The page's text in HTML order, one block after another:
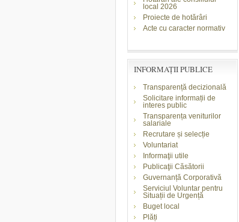
local 2026
Proiecte de hotărâri
Acte cu caracter normativ
INFORMAŢII PUBLICE
Transparență decizională
Solicitare informații de
interes public
Transparența veniturilor
salariale
Recrutare și selecție
Voluntariat
Informaţii utile
Publicaţii Căsătorii
Guvernanță Corporativă
Serviciul Voluntar pentru
Situații de Urgență
Buget local
Plăți